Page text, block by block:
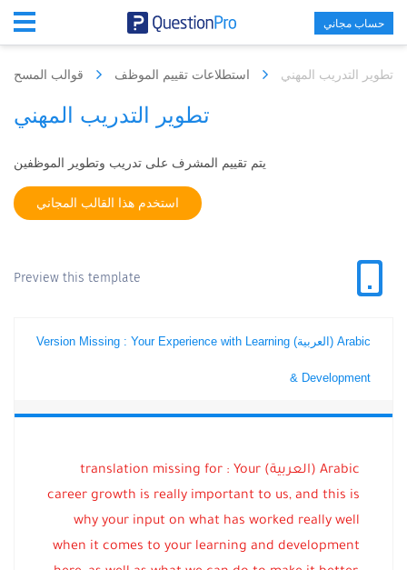
حساب مجاني
تطوير التدريب المهني
تطوير التدريب المهني
يتم تقييم المشرف على تدريب وتطوير الموظفين
استخدم هذا القالب المجاني
Preview this template